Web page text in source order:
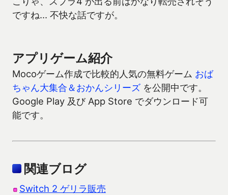
ですね… 不快な話ですが。
アプリゲーム紹介
Mocoゲーム作成で比較的人気の無料ゲーム おば
ちゃん大集合＆おかんシリーズ を公開中です。
Google Play 及び App Store でダウンロード可
能です。
関連ブログ
Switch 2 ゲリラ販売